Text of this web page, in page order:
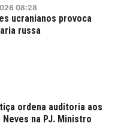
08:28
ucranianos provoca
russa
ordena auditoria aos
na PJ. Ministro